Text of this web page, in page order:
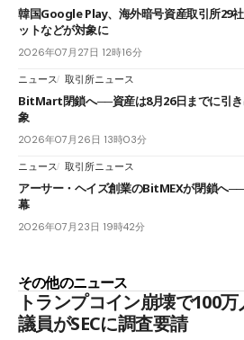
韓国Google Play、海外暗号資産取引所29
ットなどが対象に
2026年07月27日 12時16分
ニュース 取引所ニュース
BitMart閉鎖へ──資産は8月26日までに引
象
2026年07月26日 13時03分
ニュース 取引所ニュース
アーサー・ヘイズ創業のBitMEXが閉鎖へ
幕
2026年07月23日 19時42分
その他のニュース
トランプコイン崩壊で100
議員がSECに調査要請